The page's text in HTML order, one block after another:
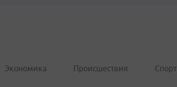
Экономика Происшествия Спорт